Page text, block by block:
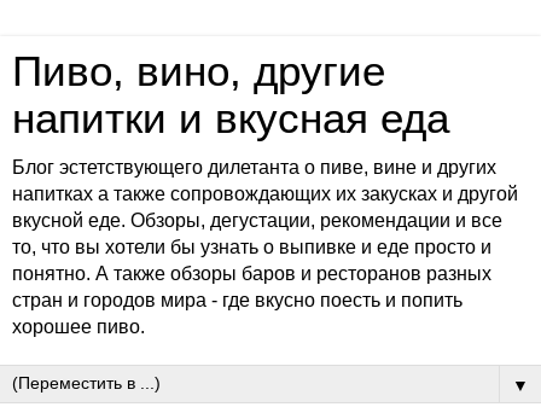
Пиво, вино, другие
напитки и вкусная еда
Блог эстетствующего дилетанта о пиве, вине и других
напитках а также сопровождающих их закусках и другой
вкусной еде. Обзоры, дегустации, рекомендации и все
то, что вы хотели бы узнать о выпивке и еде просто и
понятно. А также обзоры баров и ресторанов разных
стран и городов мира - где вкусно поесть и попить
хорошее пиво.
▼